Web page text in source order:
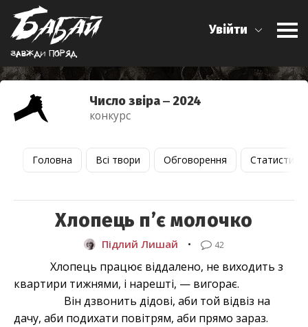
Завжди поряд
Увійти
Число звіра ‒ 2024
конкурс
Головна Всі твори Обговорення Статистика
Хлопець пʼє молочко
Підлий Лишай • 42
Хлопець працює віддалено, не виходить з
квартири тижнями, і нарешті, — вигорає.
Він дзвонить дідові, аби той відвіз на
дачу, аби подихати повітрям, аби прямо зараз.